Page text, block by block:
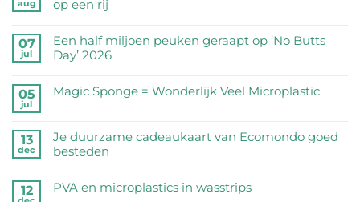
aug
op een rij
reacties
op
drinkflessen
zetten
de
op
07
jul
Een half miljoen peuken geraapt op ‘No Butts
Day’ 2026
reacties
half
miljoen
op
05
jul
Magic Sponge = Wonderlijk Veel Microplastic
op
Magic
=
13
dec
Je duurzame cadeaukaart van Ecomondo goed
besteden
reacties
12
PVA en microplastics in wasstrips